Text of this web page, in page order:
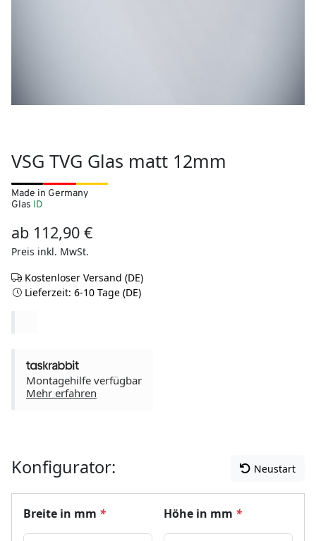
VSG TVG Glas matt 12mm
Made in Germany
Glas ID
ab 112,90 €
Preis inkl. MwSt.
Kostenloser Versand (DE)
Lieferzeit: 6-10 Tage (DE)
Montagehilfe verfügbar
Mehr erfahren
Konfigurator: Neustart
Breite in mm * Höhe in mm *